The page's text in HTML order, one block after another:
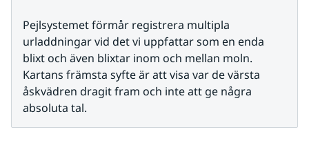
Pejlsystemet förmår registrera multipla
urladdningar vid det vi uppfattar som en enda
blixt och även blixtar inom och mellan moln.
Kartans främsta syfte är att visa var de värsta
åskvädren dragit fram och inte att ge några
absoluta tal.